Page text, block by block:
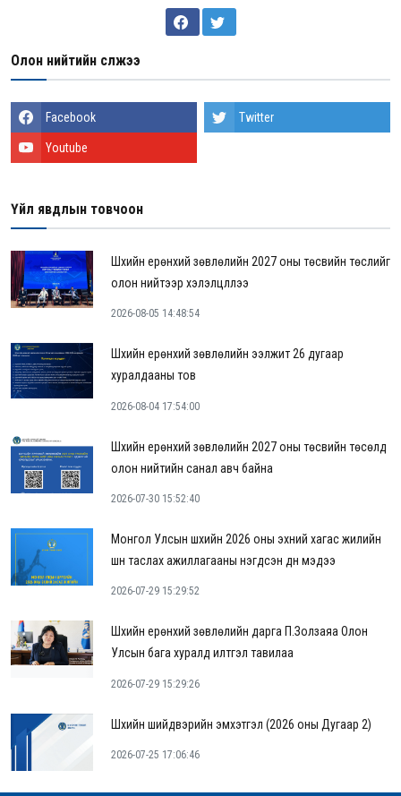
Олон нийтийн сүлжээ
Facebook Twitter
Youtube
Үйл явдлын товчоон
Шүүхийн ерөнхий зөвлөлийн 2027 оны төсвийн төслийг
олон нийтээр хэлэлцүүллээ
2026-08-05 14:48:54
Шүүхийн ерөнхий зөвлөлийн ээлжит 26 дугаар
хуралдааны тов
2026-08-04 17:54:00
Шүүхийн ерөнхий зөвлөлийн 2027 оны төсвийн төсөлд
олон нийтийн санал авч байна
2026-07-30 15:52:40
Монгол Улсын шүүхийн 2026 оны эхний хагас жилийн
шүүн таслах ажиллагааны нэгдсэн дүн мэдээ
2026-07-29 15:29:52
Шүүхийн ерөнхий зөвлөлийн дарга П.Золзаяа Олон
Улсын бага хуралд илтгэл тавилаа
2026-07-29 15:29:26
Шүүхийн шийдвэрийн эмхэтгэл (2026 оны Дугаар 2)
2026-07-25 17:06:46